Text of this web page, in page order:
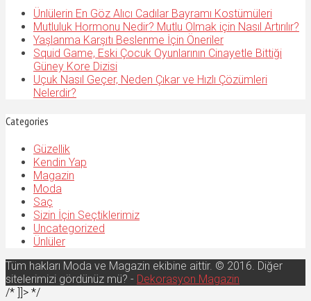
Ünlülerin En Göz Alıcı Cadılar Bayramı Kostümüleri
Mutluluk Hormonu Nedir? Mutlu Olmak için Nasıl Artırılır?
Yaşlanma Karşıtı Beslenme İçin Öneriler
Squid Game, Eski Çocuk Oyunlarının Cinayetle Bittiği
Güney Kore Dizisi
Uçuk Nasıl Geçer, Neden Çıkar ve Hızlı Çözümleri
Nelerdir?
Categories
Güzellik
Kendin Yap
Magazin
Moda
Saç
Sizin İçin Seçtiklerimiz
Uncategorized
Ünlüler
Tüm hakları Moda ve Magazin ekibine aittir. © 2016. Diğer
sitelerimizi gördünüz mü? - Dekorasyon Magazin
/* ]]> */